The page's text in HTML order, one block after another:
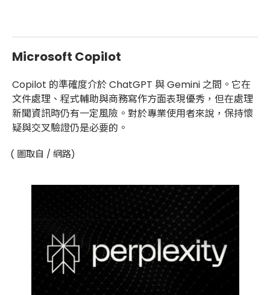
Microsoft Copilot
Copilot 的準確度介於 ChatGPT 與 Gemini 之間。它在
文件處理、程式輔助與商務寫作方面表現優秀，但在處理
新聞資訊時仍有一定風險。對於專業使用者來說，保持懷
疑與交叉驗證仍是必要的。
( 圖取自 / 網路)